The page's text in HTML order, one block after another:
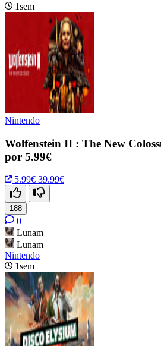
1sem
Nintendo
Wolfenstein II : The New
por 5.99€
5.99€ 39.99€
188
0
Lunam
Lunam
Nintendo
1sem